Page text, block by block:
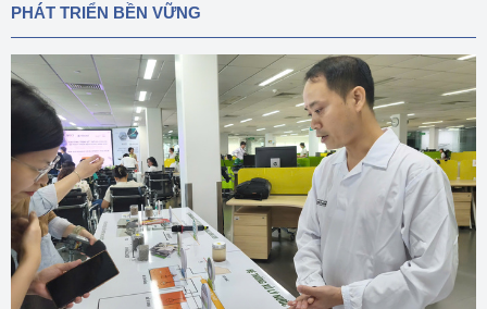
PHÁT TRIỂN BỀN VỮNG